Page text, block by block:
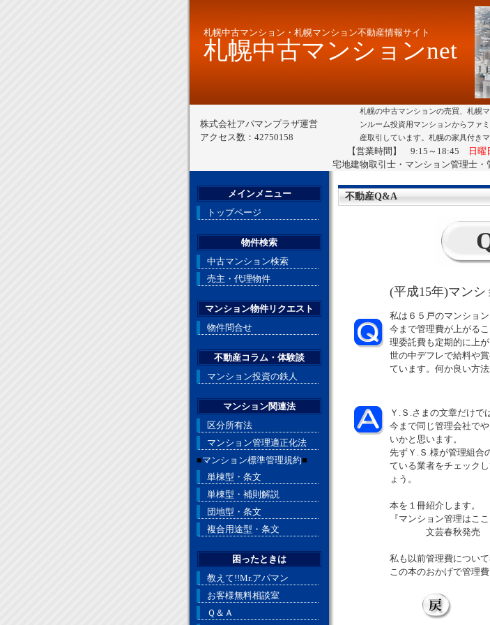
札幌中古マンション・札幌マンション不動産情報サイト
札幌中古マンションnet
株式会社アパマンプラザ運営
アクセス数：42750158
札幌の中古マンションの売買、札幌
ンルーム投資用マンションからファ
産取引しています。札幌の家具付き
【営業時間】 9:15～18:45 日曜
宅地建物取引士・マンション管理士・
不動産Q&A
(平成15年)マン
私は６５戸のマンショ
今まで管理費が上がる
理委託費も定期的に上が
世の中デフレで給料や
ています。何か良い方
Ｙ.Ｓ.さまの文章だけで
今まで同じ管理会社で
いかと思います。
先ずＹ.Ｓ.様が管理組合
ている業者をチェック
ょう。
本を１冊紹介します。
『マンション管理はこ
文芸春秋発売
私も以前管理費につい
この本のおかげで管理
メインメニュー
トップページ
物件検索
中古マンション検索
売主・代理物件
マンション物件リクエスト
物件問合せ
不動産コラム・体験談
マンション投資の鉄人
マンション関連法
区分所有法
マンション管理適正化法
■マンション標準管理規約■
単棟型・条文
単棟型・補則解説
団地型・条文
複合用途型・条文
困ったときは
教えて!!Mr.アパマン
お客様無料相談室
Ｑ＆Ａ